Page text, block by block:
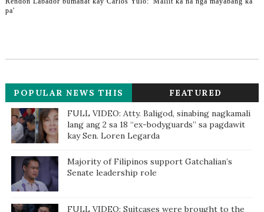
pa'
POPULAR NEWS THIS
WEEK
FEATURED
FULL VIDEO: Atty. Baligod, sinabing nagkamali
lang ang 2 sa 18 “ex-bodyguards” sa pagdawit
kay Sen. Loren Legarda
Majority of Filipinos support Gatchalian’s
Senate leadership role
FULL VIDEO: Suitcases were brought to the